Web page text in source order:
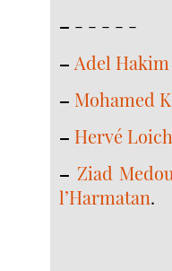
– - - - - -
– Adel Hakim
– Mohamed
– Hervé
– Ziad
l’Harmatan.